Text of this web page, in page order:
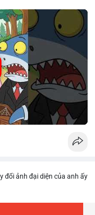
đẩy giúp doanh nghiệp
và kiểm soát lợi nhuận.
đổi ảnh đại diện của anh ấy